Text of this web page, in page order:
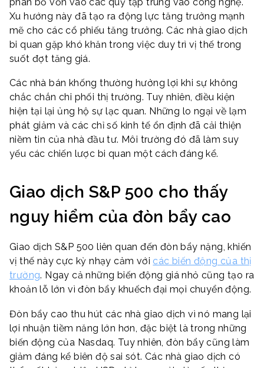
Xu hướng này đã tạo ra động lực tăng trưởng mạnh
mẽ cho các cổ phiếu tăng trưởng. Các nhà giao dịch
bi quan gặp khó khăn trong việc duy trì vị thế trong
suốt đợt tăng giá.
Các nhà bán khống thường hưởng lợi khi sự không
chắc chắn chi phối thị trường. Tuy nhiên, điều kiện
hiện tại lại ủng hộ sự lạc quan. Những lo ngại về lạm
phát giảm và các chỉ số kinh tế ổn định đã cải thiện
niềm tin của nhà đầu tư. Môi trường đó đã làm suy
yếu các chiến lược bi quan một cách đáng kể.
Giao dịch S&P 500 cho thấy
nguy hiểm của đòn bẩy cao
Giao dịch S&P 500 liên quan đến đòn bẩy nặng, khiến
vị thế này cực kỳ nhạy cảm với các biến động của thị
trường. Ngay cả những biến động giá nhỏ cũng tạo ra
khoản lỗ lớn vì đòn bẩy khuếch đại mọi chuyển động.
Đòn bẩy cao thu hút các nhà giao dịch vì nó mang lại
lợi nhuận tiềm năng lớn hơn, đặc biệt là trong những
biến động của Nasdaq. Tuy nhiên, đòn bẩy cũng làm
giảm đáng kể biên độ sai sót. Các nhà giao dịch có